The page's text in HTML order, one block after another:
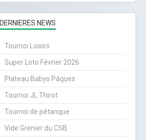
DERNIERES NEWS
Tournoi Loisirs
Super Loto Février 2026
Plateau Babys Pâques
Tournoi JL Thirot
Tournoi de pétanque
Vide Grenier du CSB